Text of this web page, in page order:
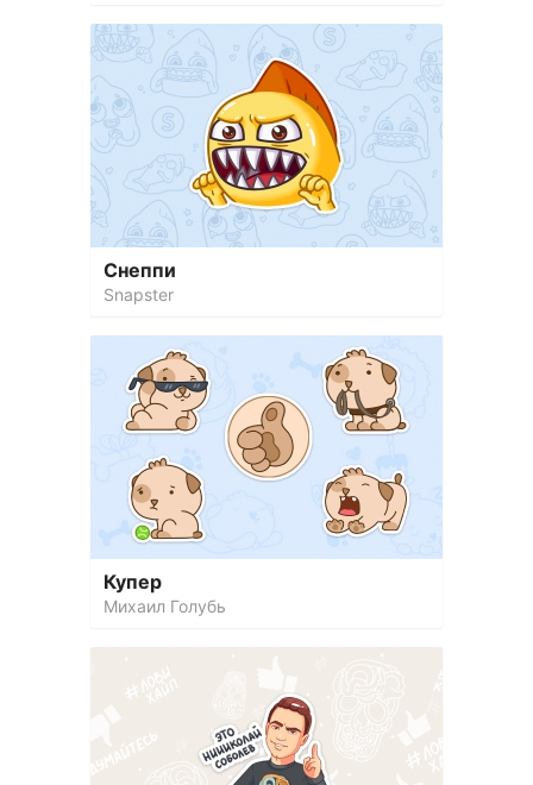
Снеппи
Snapster
Купер
Михаил Голубь